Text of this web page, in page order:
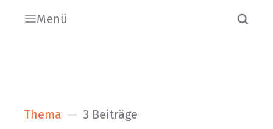
Menü
Thema 3 Beiträge